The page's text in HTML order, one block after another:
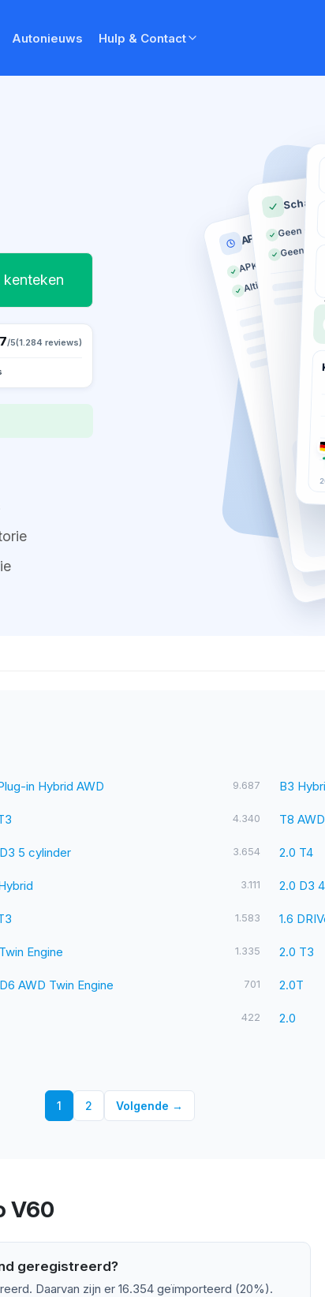
Autonieuws Hulp & Contact
/5(1.284 reviews)
APK historie
APK geldig tot
Altijd op tijd
Geen
Geen
in Hybrid AWD 9.687 B3
4.340 T8 AWD
5 cylinder 3.654 2.0 T4
3.111 2.0 D3
1.583 1.6
Engine 1.335 2.0 T3
AWD Twin Engine 701 2.0T
422 2.0
1 2 Volgende →
V60
geregistreerd?
Daarvan zijn er 16.354 geïmporteerd (20%).